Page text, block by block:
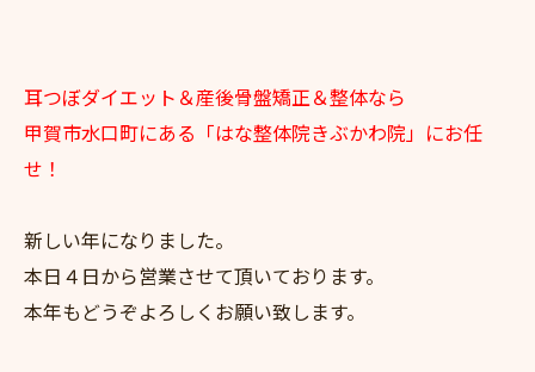
耳つぼダイエット＆産後骨盤矯正＆整体なら
甲賀市水口町にある「はな整体院きぶかわ院」にお任
せ！
新しい年になりました。
本日４日から営業させて頂いております。
本年もどうぞよろしくお願い致します。